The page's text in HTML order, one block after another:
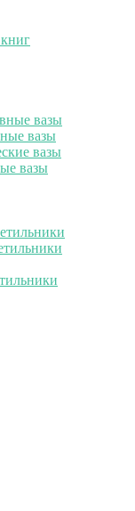
вазы
вазы
вазы
вазы